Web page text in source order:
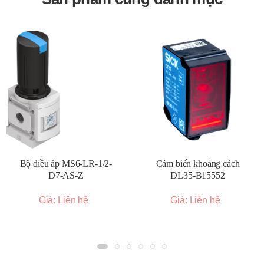
có đóng cắt mạch tải đúng theo tín hiệu điều khiển hay
Đối với các ứng dụng có dòng tải
lớn, có thể cần sử dụng thêm tản nhiệt để đảm bảo rơ le
hoạt động ổn định và kéo dài tuổi thọ.
Kích thước và đặc điểm chung:
Kích thước đa dạng:
Autonics cung cấp rơ le bán dẫn
với nhiều kích thước khác nhau, từ loại nhỏ gọn để gắn
trên DIN rail đến loại có tích hợp tản nhiệt lớn hơn.
dụ dòng SRC1) giúp tiết kiệm không gian lắp đặt.
Bộ điều áp MS6-LR-1/2-
D7-AS-Z
Giá: Liên hệ
Cảm biến khoảng cách
DL35-B15552
Giá: Liên hệ